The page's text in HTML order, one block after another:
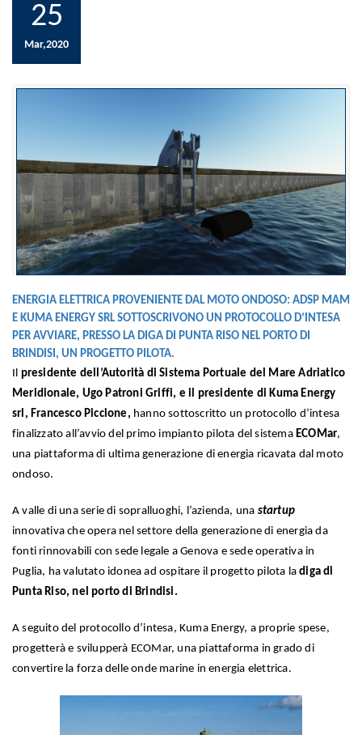
25
Mar,2020
ENERGIA ELETTRICA PROVENIENTE DAL MOTO ONDOSO: ADSP MAM
E KUMA ENERGY SRL SOTTOSCRIVONO UN PROTOCOLLO D’INTESA
PER AVVIARE, PRESSO LA DIGA DI PUNTA RISO NEL PORTO DI
BRINDISI, UN PROGETTO PILOTA.
Il presidente dell’Autorità di Sistema Portuale del Mare Adriatico
Meridionale, Ugo Patroni Griffi, e il presidente di Kuma Energy
srl, Francesco Piccione, hanno sottoscritto un protocollo d’intesa
finalizzato all’avvio del primo impianto pilota del sistema ECOMar,
una piattaforma di ultima generazione di energia ricavata dal moto
ondoso.
A valle di una serie di sopralluoghi, l’azienda, una startup
innovativa che opera nel settore della generazione di energia da
fonti rinnovabili con sede legale a Genova e sede operativa in
Puglia, ha valutato idonea ad ospitare il progetto pilota ladiga di
Punta Riso, nel porto di Brindisi.
A seguito del protocollo d’intesa, Kuma Energy, a proprie spese,
progetterà e svilupperà ECOMar, una piattaforma in grado di
convertire la forza delle onde marine in energia elettrica.